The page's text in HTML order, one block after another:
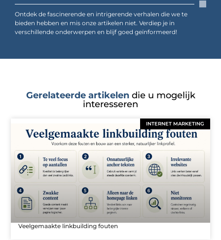
Ontdek de fascinerende en intrigerende verhalen die we te
bieden hebben en mis onze artikelen niet. Verdiep je in
verschillende onderwerpen en blijf goed geïnformeerd!
Gerelateerde artikelendie u mogelijk
interesseren
INTERNET MARKETING
Veelgemaakte linkbuilding fouten